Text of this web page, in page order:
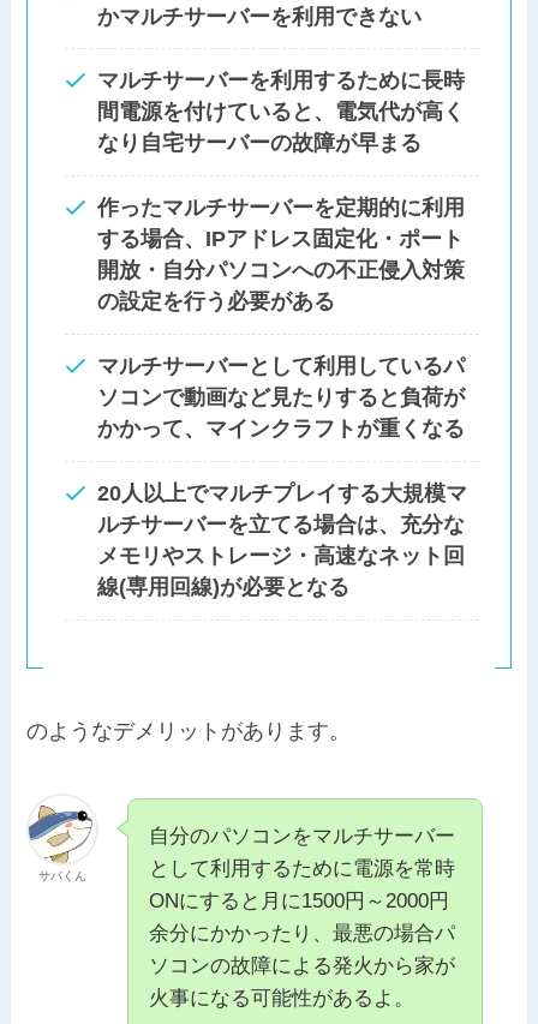
かマルチサーバーを利用できない
マルチサーバーを利用するために長時
間電源を付けていると、電気代が高く
なり自宅サーバーの故障が早まる
作ったマルチサーバーを定期的に利用
する場合、IPアドレス固定化・ポート
開放・自分パソコンへの不正侵入対策
の設定を行う必要がある
マルチサーバーとして利用しているパ
ソコンで動画など見たりすると負荷が
かかって、マインクラフトが重くなる
20人以上でマルチプレイする大規模マ
ルチサーバーを立てる場合は、充分な
メモリやストレージ・高速なネット回
線(専用回線)が必要となる
のようなデメリットがあります。
サバくん
自分のパソコンをマルチサーバー
として利用するために電源を常時
ONにすると月に1500円～2000円
余分にかかったり、最悪の場合パ
ソコンの故障による発火から家が
火事になる可能性があるよ。